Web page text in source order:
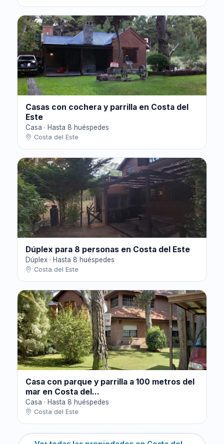
Casas con cochera y parrilla en Costa del
Este
Casa · Hasta 8 huéspedes
Costa del Este
Dúplex para 8 personas en Costa del Este
Dúplex · Hasta 8 huéspedes
Costa del Este
Casa con parque y parrilla a 100 metros del
mar en Costa del...
Casa · Hasta 8 huéspedes
Costa del Este